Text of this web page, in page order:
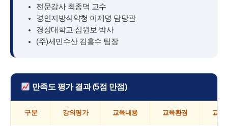
전문강사 최종덕 교수
경인지방식약청 이제명 담당관
경상대학교 심원보 박사
(주)세민수산 김흥수 팀장
만족도 평가 결과 (5점 만점)
구분 강의평가 교육내용 교육환경 교육